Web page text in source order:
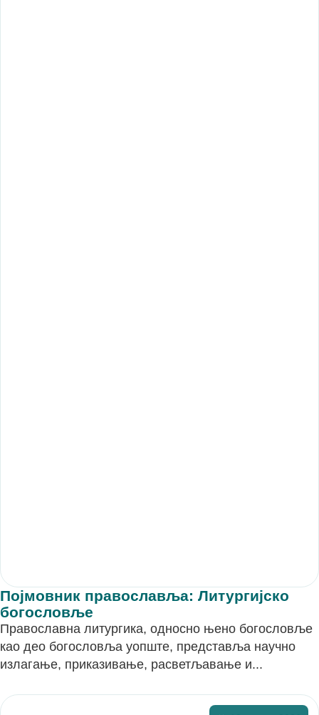
Појмовник православља: Литургијско
богословље
Православна литургика, односно њено богословље
као део богословља уопште, представља научно
излагање, приказивање, расветљавање и...